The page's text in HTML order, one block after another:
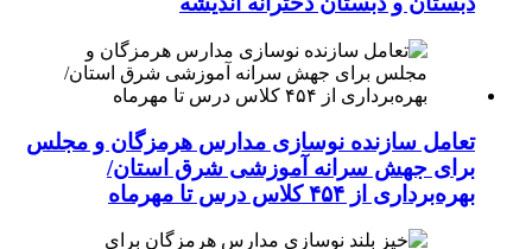
تعامل سازنده نوسازی مدارس هرمزگان و مجلس
برای جهش سرانه آموزشی شرق استان/
بهره‌برداری از ۴۵۴ کلاس درس تا مهرماه